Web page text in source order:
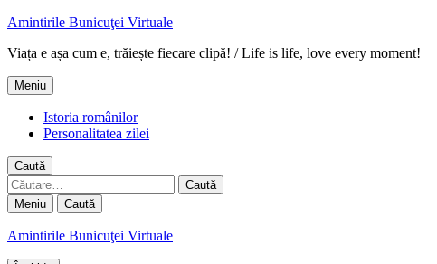
Amintirile Bunicuţei Virtuale
Viața e așa cum e, trăiește fiecare clipă! / Life is life, love every moment!
Meniu
Istoria românilor
Personalitatea zilei
Caută
Caută
după:
Meniu Caută
Amintirile Bunicuţei Virtuale